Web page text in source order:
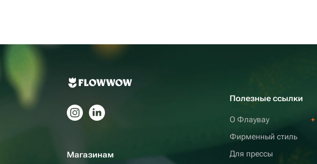
Магазинам
Полезные ссылки
О Флаувау
Фирменный стиль
Для прессы